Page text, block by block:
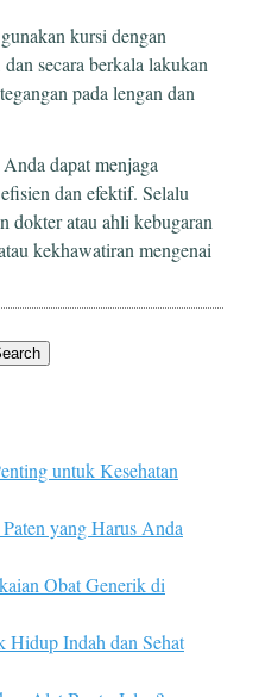
kursi dengan
secara berkala lakukan
pada lengan dan
dapat menjaga
dan efektif. Selalu
dokter atau ahli kebugaran
kekhawatiran mengenai
untuk Kesehatan
yang Harus Anda
Obat Generik di
Hidup Indah dan Sehat